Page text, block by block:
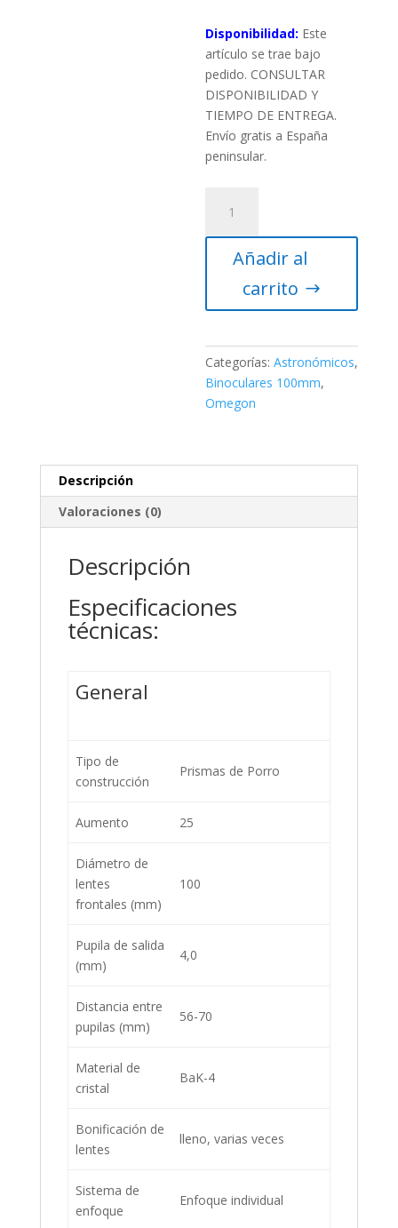
Disponibilidad: Este
artículo se trae bajo
pedido. CONSULTAR
DISPONIBILIDAD Y
TIEMPO DE ENTREGA.
Envío gratis a España
peninsular.
Omegon
Argus
25×100Añadir al
carrito
Categorías:Astronómicos,
Binoculares 100mm,
Omegon
Descripción
Valoraciones (0)
Descripción
Especificaciones
técnicas:
General
Tipo de
construcción
Prismas de Porro
Aumento 25
Diámetro de
lentes
frontales (mm)
100
Pupila de salida
(mm)
4,0
Distancia entre
pupilas (mm)
56-70
Material de
cristal
BaK-4
Bonificación de
lentes
lleno, varias veces
Sistema de
enfoque
Enfoque individual